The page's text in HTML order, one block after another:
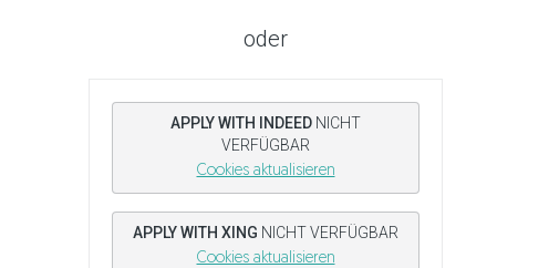
oder
APPLY WITH INDEED NICHT
VERFÜGBAR
Cookies aktualisieren
APPLY WITH XING NICHT VERFÜGBAR
Cookies aktualisieren